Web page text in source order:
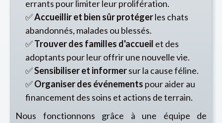
errants pour limiter leur prolifération.
✅Accueillir et bien sûr protégerles chats
abandonnés, malades ou blessés.
✅Trouver des familles d'accueil et des
adoptants pour leur offrir une nouvelle vie.
✅Sensibiliser et informersur la cause féline.
✅Organiser des événements pour aider au
financement des soins et actions de terrain.
Nous fonctionnons grâce à une équipe de